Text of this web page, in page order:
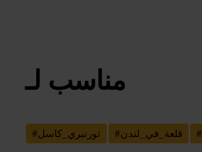
مناسب لـ
#ثورنبري_كاسل #قلعة_في_لندن #